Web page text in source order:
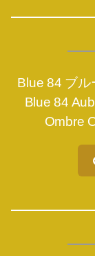
Blue 84 ブル
Blue 84
Ombre